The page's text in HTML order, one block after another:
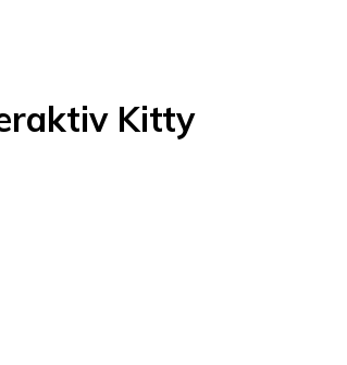
Kitty